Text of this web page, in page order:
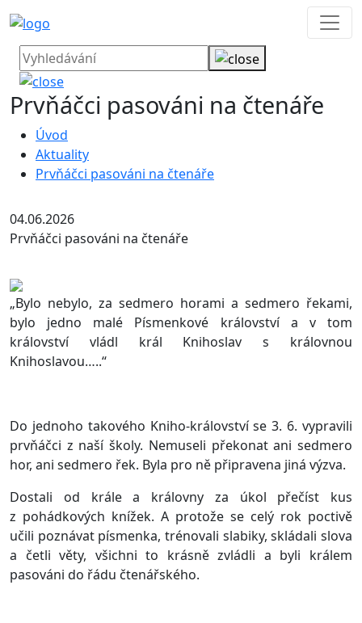
Prvňáčci pasováni na čtenáře
Úvod
Aktuality
Prvňáčci pasováni na čtenáře
04.06.2026
Prvňáčci pasováni na čtenáře
„Bylo nebylo, za sedmero horami a sedmero řekami,
bylo jedno malé Písmenkové království a v tom
království vládl král Knihoslav s královnou
Knihoslavou…..“
Do jednoho takového Kniho-království se 3. 6. vypravili
prvňáčci z naší školy. Nemuseli překonat ani sedmero
hor, ani sedmero řek. Byla pro ně připravena jiná výzva.
Dostali od krále a královny za úkol přečíst kus
z pohádkových knížek. A protože se celý rok poctivě
učili poznávat písmenka, trénovali slabiky, skládali slova
a četli věty, všichni to krásně zvládli a byli králem
pasováni do řádu čtenářského.